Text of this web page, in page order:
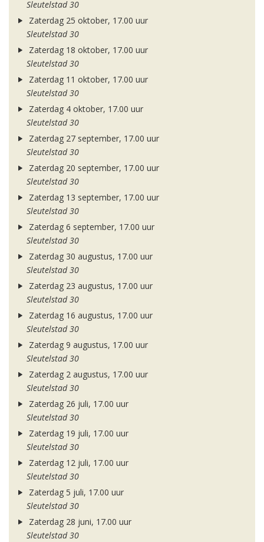
Sleutelstad 30
Zaterdag 25 oktober, 17.00 uur
Sleutelstad 30
Zaterdag 18 oktober, 17.00 uur
Sleutelstad 30
Zaterdag 11 oktober, 17.00 uur
Sleutelstad 30
Zaterdag 4 oktober, 17.00 uur
Sleutelstad 30
Zaterdag 27 september, 17.00 uur
Sleutelstad 30
Zaterdag 20 september, 17.00 uur
Sleutelstad 30
Zaterdag 13 september, 17.00 uur
Sleutelstad 30
Zaterdag 6 september, 17.00 uur
Sleutelstad 30
Zaterdag 30 augustus, 17.00 uur
Sleutelstad 30
Zaterdag 23 augustus, 17.00 uur
Sleutelstad 30
Zaterdag 16 augustus, 17.00 uur
Sleutelstad 30
Zaterdag 9 augustus, 17.00 uur
Sleutelstad 30
Zaterdag 2 augustus, 17.00 uur
Sleutelstad 30
Zaterdag 26 juli, 17.00 uur
Sleutelstad 30
Zaterdag 19 juli, 17.00 uur
Sleutelstad 30
Zaterdag 12 juli, 17.00 uur
Sleutelstad 30
Zaterdag 5 juli, 17.00 uur
Sleutelstad 30
Zaterdag 28 juni, 17.00 uur
Sleutelstad 30